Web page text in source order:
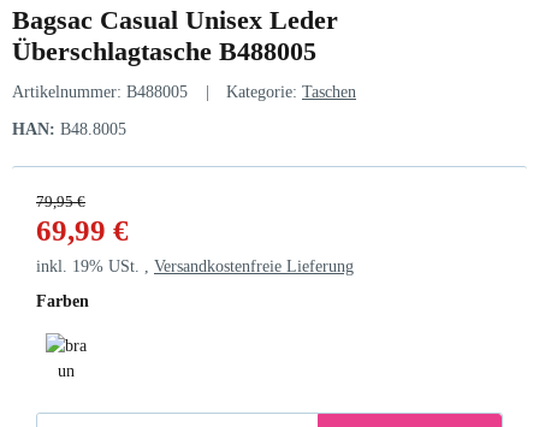
Bagsac Casual Unisex Leder
Überschlagtasche B488005
Artikelnummer: B488005 Kategorie: Taschen
HAN: B48.8005
79,95 €
69,99 €
inkl. 19% USt. , Versandkostenfreie Lieferung
Farben